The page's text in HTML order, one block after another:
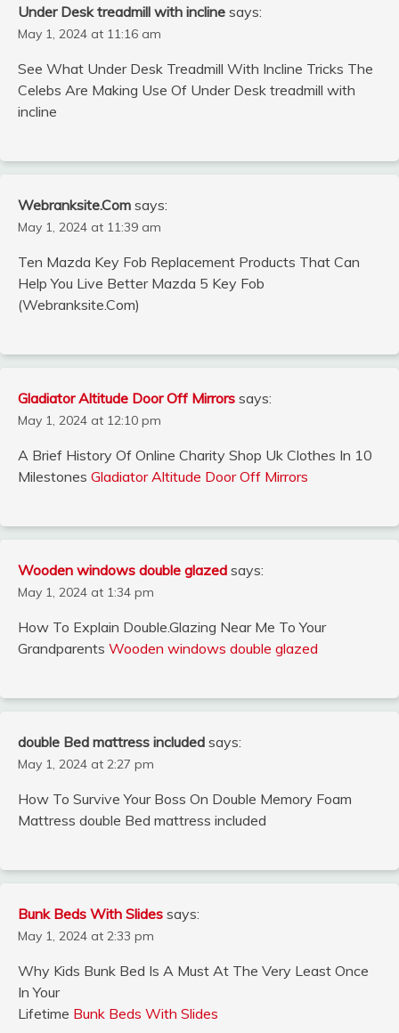
Under Desk treadmill with incline says:
May 1, 2024 at 11:16 am
See What Under Desk Treadmill With Incline Tricks The
Celebs Are Making Use Of Under Desk treadmill with
incline
Webranksite.Com says:
May 1, 2024 at 11:39 am
Ten Mazda Key Fob Replacement Products That Can
Help You Live Better Mazda 5 Key Fob
(Webranksite.Com)
Gladiator Altitude Door Off Mirrors says:
May 1, 2024 at 12:10 pm
A Brief History Of Online Charity Shop Uk Clothes In 10
Milestones Gladiator Altitude Door Off Mirrors
Wooden windows double glazed says:
May 1, 2024 at 1:34 pm
How To Explain Double.Glazing Near Me To Your
Grandparents Wooden windows double glazed
double Bed mattress included says:
May 1, 2024 at 2:27 pm
How To Survive Your Boss On Double Memory Foam
Mattress double Bed mattress included
Bunk Beds With Slides says:
May 1, 2024 at 2:33 pm
Why Kids Bunk Bed Is A Must At The Very Least Once
In Your
Lifetime Bunk Beds With Slides